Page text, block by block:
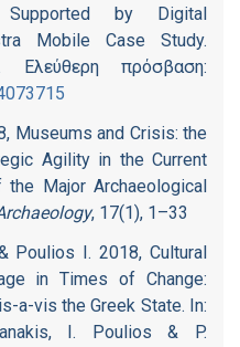
Supported by Digital
Mobile Case Study.
πρόσβαση:
Museums and Crisis: the
Agility in the Current
Major Archaeological
, 17(1), 1–33
Poulios I. 2018, Cultural
in Times of Change:
a-vis the Greek State. In:
I. Poulios & P.